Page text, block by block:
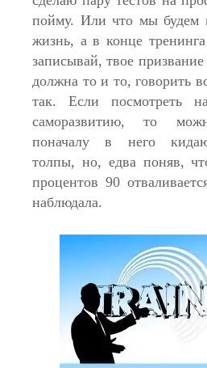
пойму. Или что мы будем
жизнь, а в конце
записывай, твое
должна то и то, говорить
так. Если посмотреть
саморазвитию, то
поначалу в него
толпы, но, едва поняв,
процентов 90
наблюдала.